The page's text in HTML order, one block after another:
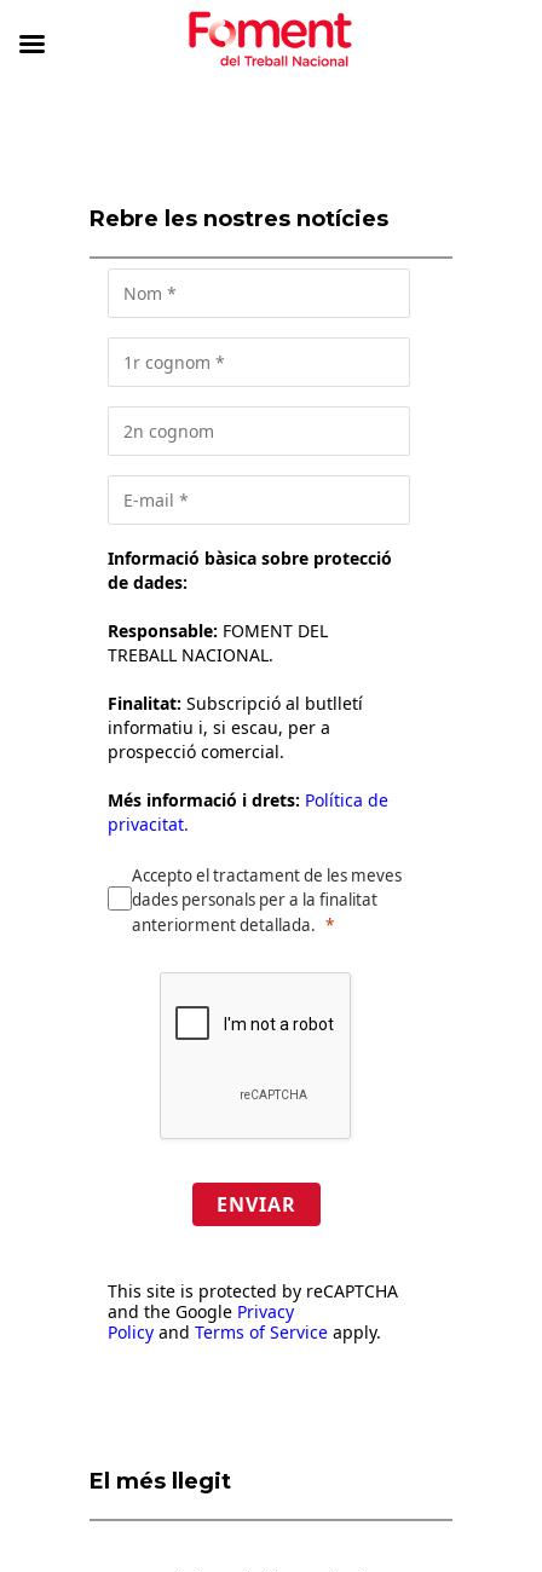
Rebre les nostres notícies
Informació bàsica sobre protecció
de dades:
Responsable: FOMENT DEL
TREBALL NACIONAL.
Finalitat: Subscripció al butlletí
informatiu i, si escau, per a
prospecció comercial.
Més informació i drets: Política de
privacitat.
Accepto el tractament de les meves
dades personals per a la finalitat
anteriorment detallada.
ENVIAR
This site is protected by reCAPTCHA
and the Google Privacy
Policy and Terms of Service apply.
El més llegit